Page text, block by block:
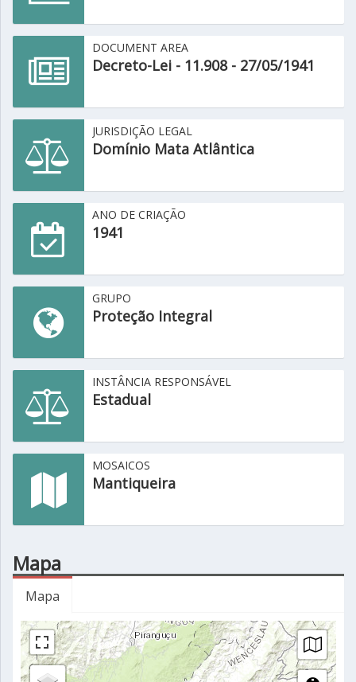
DOCUMENT AREA
Decreto-Lei - 11.908 - 27/05/1941
JURISDIÇÃO LEGAL
Domínio Mata Atlântica
ANO DE CRIAÇÃO
1941
GRUPO
Proteção Integral
INSTÂNCIA RESPONSÁVEL
Estadual
MOSAICOS
Mantiqueira
Mapa
Mapa